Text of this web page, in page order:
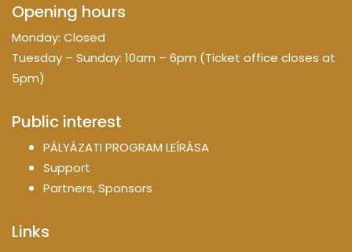
Opening hours
Monday: Closed
Tuesday – Sunday: 10am – 6pm (Ticket office closes at
5pm)
Public interest
PÁLYÁZATI PROGRAM LEÍRÁSA
Support
Partners, Sponsors
Links